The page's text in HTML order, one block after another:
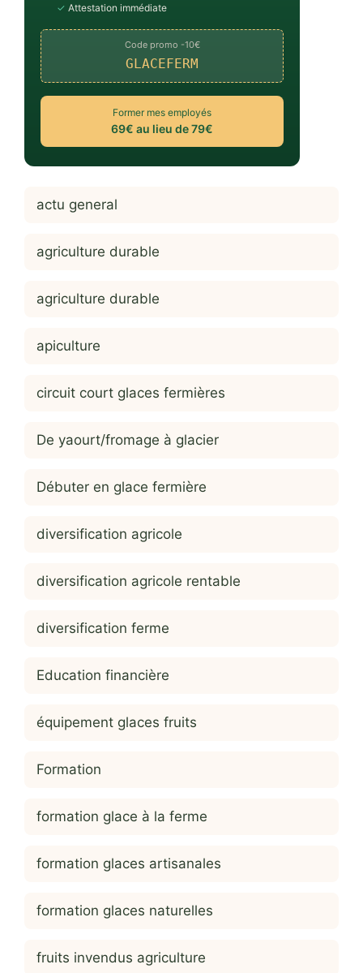
✓ Attestation immédiate
Code promo -10€
GLACEFERM
Former mes employés
69€ au lieu de 79€
actu general
agriculture durable
agriculture durable
apiculture
circuit court glaces fermières
De yaourt/fromage à glacier
Débuter en glace fermière
diversification agricole
diversification agricole rentable
diversification ferme
Education financière
équipement glaces fruits
Formation
formation glace à la ferme
formation glaces artisanales
formation glaces naturelles
fruits invendus agriculture